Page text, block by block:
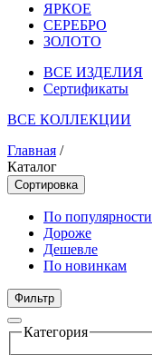
ЯРКОЕ
СЕРЕБРО
ЗОЛОТО
ВСЕ ИЗДЕЛИЯ
Сертификаты
ВСЕ КОЛЛЕКЦИИ
Главная /
Каталог
Сортировка
По популярности
Дороже
Дешевле
По новинкам
Фильтр
Категория